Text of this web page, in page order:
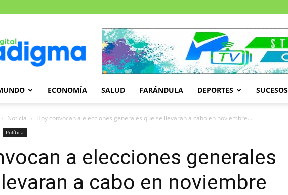
Paradigma
ECONOMÍA SALUD FARÁNDULA DEPORTES SUCESOS
Noticia Hoy convocan a elecciones generales que se llevaran a cabo en noviembre...
Política
a elecciones generales
a cabo en noviembre